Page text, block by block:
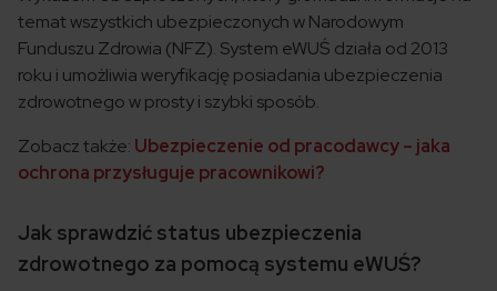
temat wszystkich ubezpieczonych w Narodowym
Funduszu Zdrowia (NFZ). System eWUŚ działa od 2013
roku i umożliwia weryfikację posiadania ubezpieczenia
zdrowotnego w prosty i szybki sposób.
Zobacz także: Ubezpieczenie od pracodawcy – jaka
ochrona przysługuje pracownikowi?
Jak sprawdzić status ubezpieczenia
zdrowotnego za pomocą systemu eWUŚ?